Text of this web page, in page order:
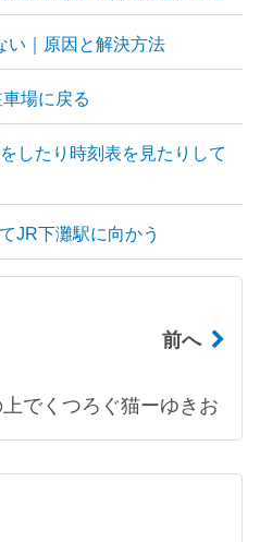
い｜原因と解決方法
場に戻る
したり時刻表を見たりして
JR下灘駅に向かう
前へ
でくつろぐ猫ーゆきお